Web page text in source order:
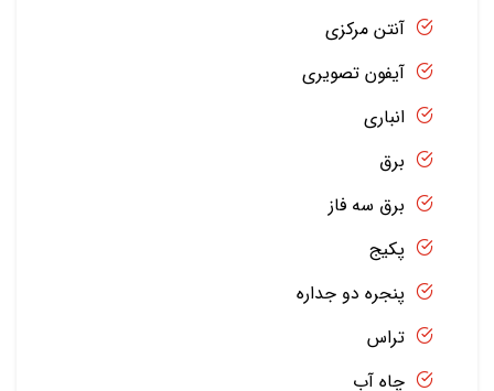
آنتن مرکزی
آیفون تصویری
انباری
برق
برق سه فاز
پکیج
پنجره دو جداره
تراس
چاه آب